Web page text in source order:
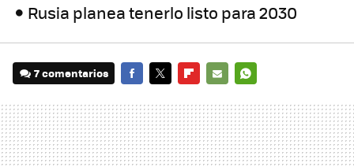
Rusia planea tenerlo listo para 2030
7 comentarios
MAIL